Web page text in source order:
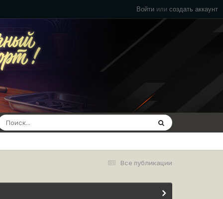
Войти или создать аккаунт
Все публикации